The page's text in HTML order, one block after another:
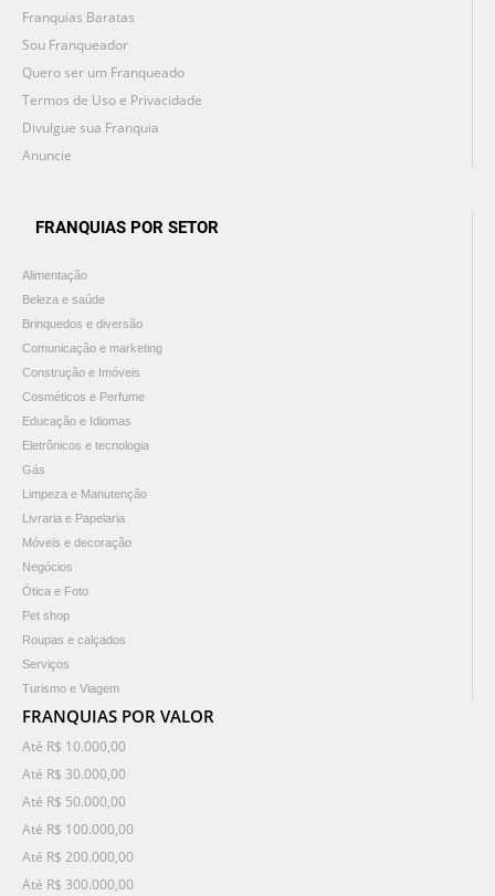
Franquias Baratas
Sou Franqueador
Quero ser um Franqueado
Termos de Uso e Privacidade
Divulgue sua Franquia
Anuncie
FRANQUIAS POR SETOR
Alimentação
Beleza e saúde
Brinquedos e diversão
Comunicação e marketing
Construção e Imóveis
Cosméticos e Perfume
Educação e Idiomas
Eletrônicos e tecnologia
Gás
Limpeza e Manutenção
Livraria e Papelaria
Móveis e decoração
Negócios
Ótica e Foto
Pet shop
Roupas e calçados
Serviços
Turismo e Viagem
FRANQUIAS POR VALOR
Até R$ 10.000,00
Até R$ 30.000,00
Até R$ 50.000,00
Até R$ 100.000,00
Até R$ 200.000,00
Até R$ 300.000,00